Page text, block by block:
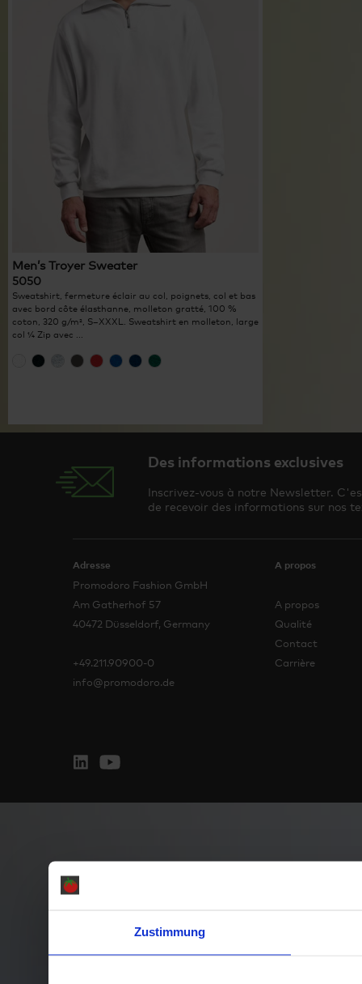
Zustimmung
Men’s Troyer Sweater
5050
Sweatshirt, fermeture éclair au col, poignets, col et bas
avec bord côte élasthanne, molleton gratté, 100 %
coton, 320 g/m², S–XXXL. Sweatshirt en molleton, large
col ¼ Zip avec ...
Des informations exclusives
Inscrivez-vous à notre Newsletter.
de recevoir des informations sur nos
Adresse
Promodoro Fashion GmbH
Am Gatherhof 57
40472 Düsseldorf, Germany
+49.211.90900-0
info@promodoro.de
A propos
A propos
Qualité
Contact
Carrière